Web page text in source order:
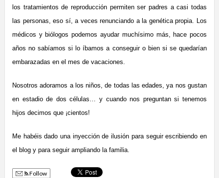
los tratamientos de reproducción permiten ser padres a casi todas
las personas, eso sí, a veces renunciando a la genética propia. Los
médicos y biólogos podemos ayudar muchísimo más, hace pocos
años no sabíamos si lo íbamos a conseguir o bien si se quedarían
embarazadas en el mes de vacaciones.
Nosotros adoramos a los niños, de todas las edades, ya nos gustan
en estadio de dos células… y cuando nos preguntan si tenemos
hijos decimos que ¡cientos!
Me habéis dado una inyección de ilusión para seguir escribiendo en
el blog y para seguir ampliando la familia.
Follow